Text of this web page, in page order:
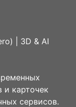
| 3D & AI
и карточек
сервисов.